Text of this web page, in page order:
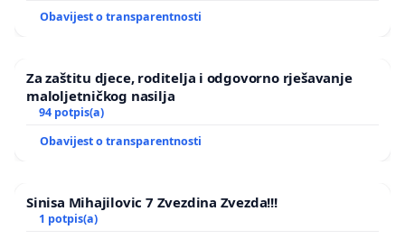
Obavijest o transparentnosti
Za zaštitu djece, roditelja i odgovorno rješavanje
maloljetničkog nasilja
94 potpis(a)
Obavijest o transparentnosti
Sinisa Mihajilovic 7 Zvezdina Zvezda!!!
1 potpis(a)